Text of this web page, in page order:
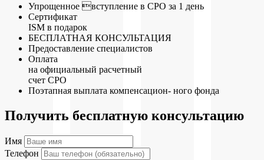
Упрощенное вступление в СРО за 1 день
Сертификат
ISM в подарок
БЕСПЛАТНАЯ КОНСУЛЬТАЦИЯ
Предоставление специалистов
Оплата
на официальный расчетный
счет СРО
Поэтапная выплата компенсацион- ного фонда
Получить бесплатную консультацию
Имя
Телефон